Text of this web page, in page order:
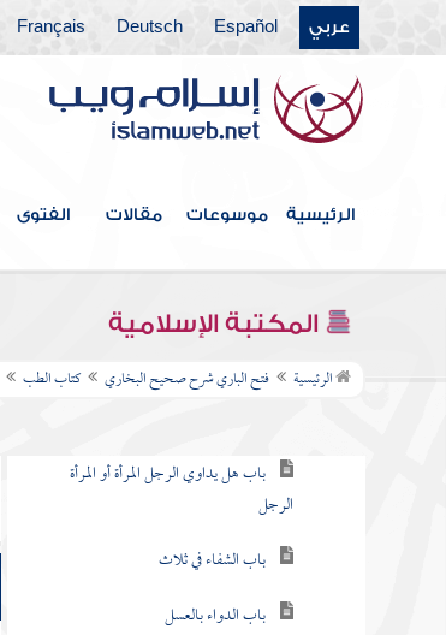
عربي Español
Deutsch
Français
الرئيسية موسوعات مقالات الفتوى
المكتبة الإسلامية
الرئيسية فتح الباري شرح صحيح البخاري كتاب الطب
كتاب الأطعمة
كتاب العقيقة
كتاب الذبائح والصيد
الأضاحي
كتاب الأشربة
المرضى
كتاب الطب
باب هل يداوي الرجل المرأة أو المرأة
الرجل
باب الشفاء في ثلاث
باب الدواء بالعسل